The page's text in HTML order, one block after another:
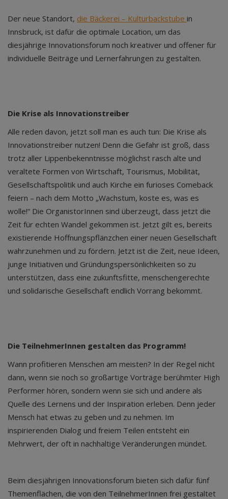
Der neue Standort, die Bäckerei – Kulturbackstube in
Innsbruck, ist dafür die optimale Location, um das
diesjährige Innovationsforum noch kreativer und offener für
individuelle Beiträge und Lernerfahrungen zu gestalten.
Die Krise als Innovationstreiber
Alle reden davon, jetzt soll man es auch tun: Die Krise als
Innovationstreiber nutzen! Denn die Gefahr ist groß, dass
trotz aller Lippenbekenntnisse möglichst rasch alte und
veraltete Formen von Wirtschaft, Tourismus, Mobilität,
Gesellschaftspolitik und auch Kirche ein furioses Comeback
feiern – nach dem Motto „Wachstum, koste es, was es
wolle!“ Die OrganistorInnen sind überzeugt, dass jetzt die
Zeit für echten Wandel gekommen ist. Jetzt gilt es, bereits
existierende Hoffnungspflänzchen einer neuen Gesellschaft
wahrzunehmen und zu fördern. Jetzt ist die Zeit, neue Ideen,
junge Initiativen und Gründungspersönlichkeiten so zu
unterstützen, dass eine zukunftsfitte, menschengerechte
und solidarische Gesellschaft endlich Vorrang bekommt.
Die TeilnehmerInnen gestalten das Programm!
Wann profitieren Menschen am meisten? In der Regel nicht
dann, wenn sie noch so großartige Vorträge berühmter High
Performer hören, sondern wenn sie sich und andere als
Quelle des Lernens und der Inspiration erleben. Denn jeder
Mensch hat etwas zu geben und zu nehmen. Im
inspirierenden Dialog und freiem Teilen entsteht ein
Mehrwert, der oft in nachhaltige Veränderungen mündet.
Beim diesjährigen Innovationsforum bieten sich dafür fünf
Themenflächen, die von den TeilnehmerInnen frei gestaltet